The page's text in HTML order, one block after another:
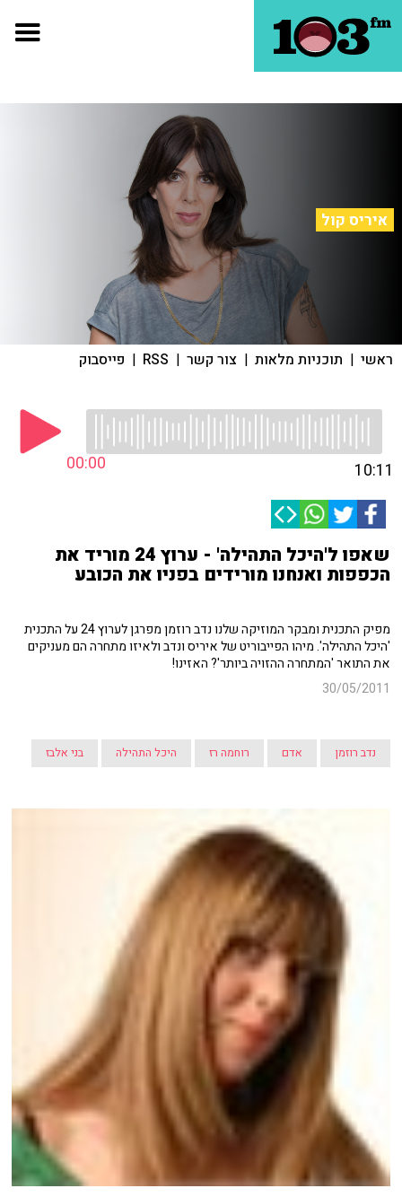
איריס קול
ראשי | תוכניות מלאות | צור קשר |
RSS
| פייסבוק
00:00 10:11
שאפו ל'היכל התהילה' - ערוץ 24 מוריד את
הכפפות ואנחנו מורידים בפניו את הכובע
מפיק התכנית ומבקר המוזיקה שלנו נדב רוזמן מפרגן לערוץ 24 על התכנית
'היכל התהילה'. מיהו הפייבוריט של איריס ונדב ולאיזו מתחרה הם מעניקים
את התואר 'המתחרה ההזויה ביותר'? האזינו!
30/05/2011
נדב רוזמן אדם רוחמה רז היכל התהילה בני אלבז